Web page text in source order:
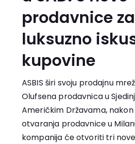
prodavnice za
luksuzno
kupovine
ASBIS širi svoju prodajnu
Olufsena prodavnica u
Američkim Državama,
otvaranja prodavnice u
kompanija će otvoriti tri